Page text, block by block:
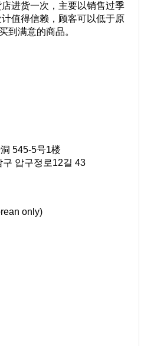
进货一次，主要以销售过季
值得信赖，顾客可以低于原
到满意的商品。
545-5号1楼
압구정로12길 43
only)